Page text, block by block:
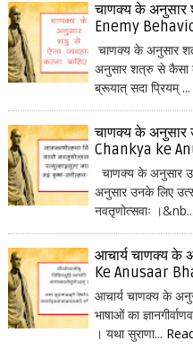
चाणक्य के अनुसार
Enemy
चाणक्य के अनुसार
अनुसार शत्रु से कैसा
ब्रूयात् सदा प्रियम् ...
चाणक्य के अनुसार
Chankya ke
चाणक्य के अनुसार
अनुसार उनके लिए
नवतृणोत्सवाः ।&nb...
आचार्य चाणक्य के
Ke Anusaar
आचार्य चाणक्य के
भाषाओं का
। यथा सुराणा...